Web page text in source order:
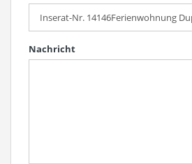
Nachricht